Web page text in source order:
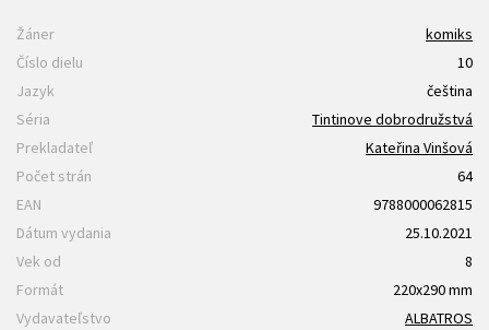
Žáner
komiks
Číslo dielu
10
Jazyk
čeština
Séria
Tintinove dobrodružstvá
Prekladateľ
Kateřina Vinšová
Počet strán
64
EAN
9788000062815
Dátum vydania
25.10.2021
Vek od
8
Formát
220x290 mm
Vydavateľstvo
ALBATROS